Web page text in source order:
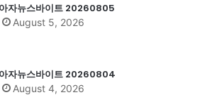
아자뉴스바이트 20260805
August 5, 2026
아자뉴스바이트 20260804
August 4, 2026